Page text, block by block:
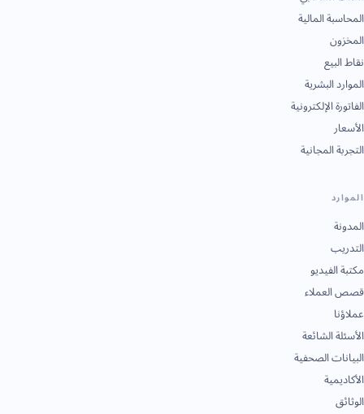
المحاسبة المالية
المخزون
نقاط البيع
الموارد البشرية
الفاتورة الإلكترونية
الأسعار
التجربة المجانية
الموارد
المدونة
التدريب
مكتبة الفيديو
قصص العملاء
عملاؤنا
الأسئلة الشائعة
البيانات الصحفية
الأكاديمية
الوثائق